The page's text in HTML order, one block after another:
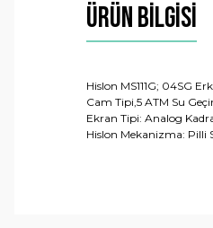
Ürün Bilgisi
Hislon MS111G; 04SG
Cam Tipi,5 ATM Su
Ekran Tipi: Analog
Hislon Mekanizma: Pilli